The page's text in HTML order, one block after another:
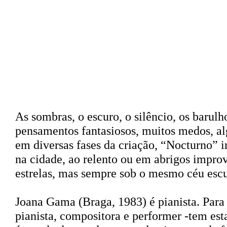
Sinopse
As sombras, o escuro, o silêncio, os
pensamentos fantasiosos, muitos medos,
em diversas fases da criação, “Nocturno”
na cidade, ao relento ou em abrigos
estrelas, mas sempre sob o mesmo céu
Joana Gama (Braga, 1983) é pianista.
pianista, compositora e performer -tem